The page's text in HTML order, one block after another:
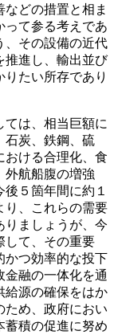
どの措置と相ま
って参る考えであ
、その設備の近代
推進し、輸出並び
たい所存であり
は、相当巨額に
石炭、鉄鋼、硫
おける合理化、食
外航船腹の増強
５箇年間に約１
り、これらの需要
りましょうが、今
して、その重要
かつ効率的な投下
金融の一体化を通
給源の確保をはか
ため、政府におい
蓄積の促進に努め